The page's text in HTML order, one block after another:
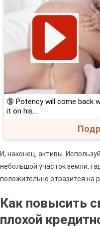
🔞 Potency will come back
it on his…
И, наконец, активы.
небольшой участок земли,
положительно отразится на
Как повысить
плохой